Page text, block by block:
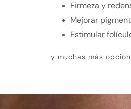
Firmeza y
Mejorar
Estimular
y muchas más